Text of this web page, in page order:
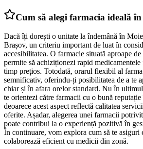
Cum să alegi farmacia ideală
Dacă îți dorești o unitate la îndemână în
Brașov, un criteriu important de luat în
accesibilitatea. O farmacie situată aproape
permite să achiziționezi rapid medicamentele
timp prețios. Totodată, orarul flexibil al
semnificativ, oferindu-ți posibilitatea de a te
chiar și în afara orelor standard. Nu în ultimul
te orientezi către farmacii cu o bună
deoarece acest aspect reflectă calitatea
oferite. Așadar, alegerea unei farmacii
poate contribui la o experiență pozitivă în
În continuare, vom explora cum să te asiguri
colaborează eficient cu medicii din zonă.